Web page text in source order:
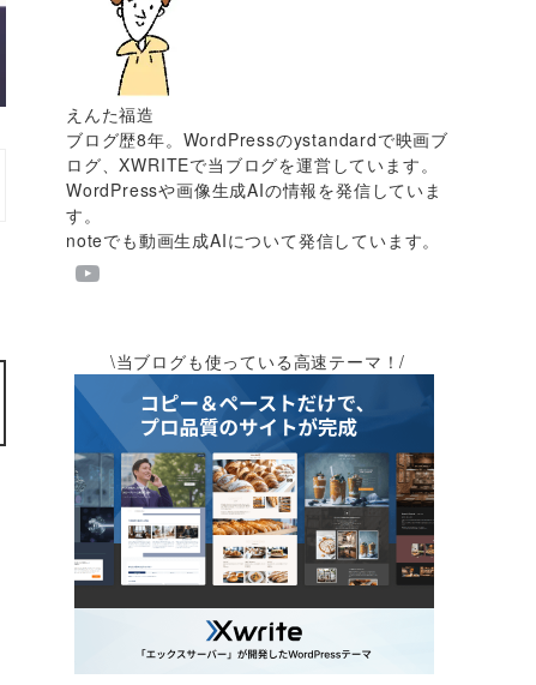
えんた福造
ブログ歴8年。WordPressのystandardで映画ブ
ログ、XWRITEで当ブログを運営しています。
WordPressや画像生成AIの情報を発信していま
す。
noteでも動画生成AIについて発信しています。
\当ブログも使っている高速テーマ！/